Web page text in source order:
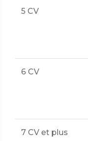
5 CV
6 CV
7 CV et plus